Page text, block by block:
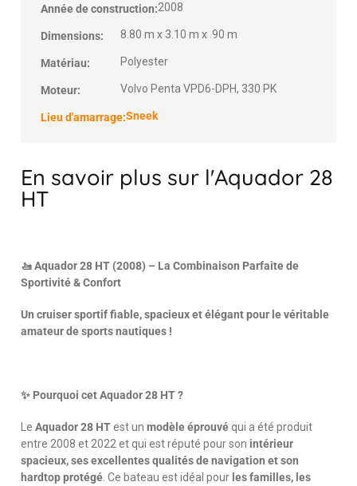
Année de construction:2008
Dimensions: 8.80 m x 3.10 m x .90 m
Matériau: Polyester
Moteur: Volvo Penta VPD6-DPH, 330 PK
Lieu d'amarrage:Sneek
En savoir plus sur l'Aquador 28
HT
🚤 Aquador 28 HT (2008) – La Combinaison Parfaite de
Sportivité & Confort
Un cruiser sportif fiable, spacieux et élégant pour le véritable
amateur de sports nautiques !
✨ Pourquoi cet Aquador 28 HT ?
LeAquador 28 HTest unmodèle éprouvéqui a été produit
entre 2008 et 2022 et qui est réputé pour son intérieur
spacieux, ses excellentes qualités de navigation et son
hardtop protégé. Ce bateau est idéal pour les familles, les